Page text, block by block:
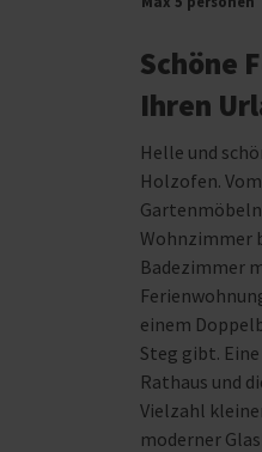
Schöne
Ihren
Helle und
Holzofen.
Gartenmöbeln
Wohnzimmer
Badezimmer
einem
Steg gibt.
Rathaus und
Vielzahl
moderner